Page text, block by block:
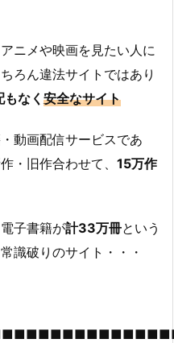
ニメや映画を見たい人に
ろん違法サイトではあり
なく 安全なサイト
動画配信サービスであ
・旧作合わせて、 15万作
子書籍が計33万冊という
識破りのサイト・・・